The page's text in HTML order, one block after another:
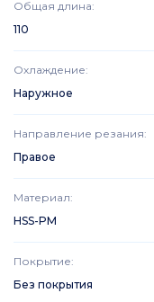
Общая длина:
110
Охлаждение:
Наружное
Направление резания:
Правое
Материал:
HSS-PM
Покрытие:
Без покрытия